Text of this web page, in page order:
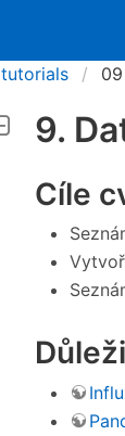
tutorials 09
9.
Cíle